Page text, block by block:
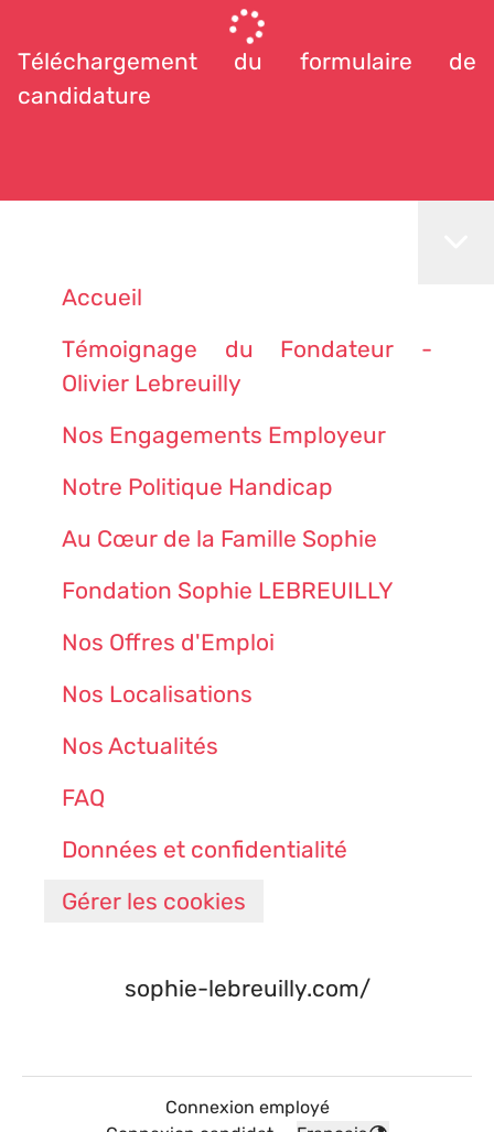
Téléchargement du formulaire de
candidature
Accueil
Témoignage du Fondateur -
Olivier Lebreuilly
Nos Engagements Employeur
Notre Politique Handicap
Au Cœur de la Famille Sophie
Fondation Sophie LEBREUILLY
Nos Offres d'Emploi
Nos Localisations
Nos Actualités
FAQ
Données et confidentialité
Gérer les cookies
sophie-lebreuilly.com/
Connexion employé